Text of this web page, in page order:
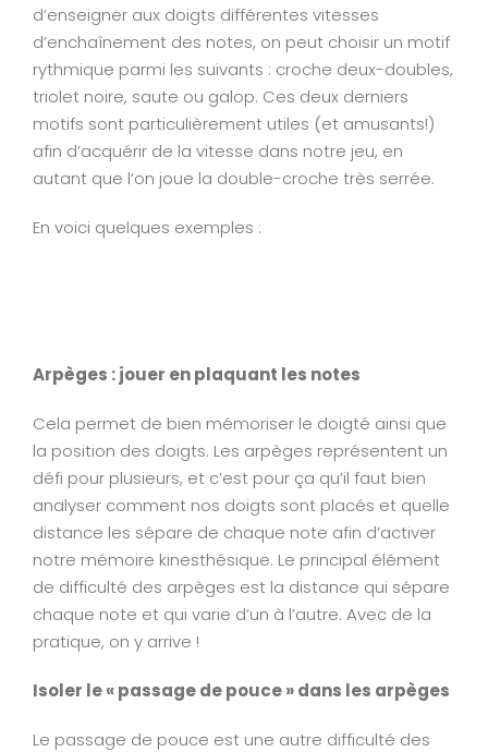
d’enseigner aux doigts différentes vitesses
d’enchaînement des notes, on peut choisir un motif
rythmique parmi les suivants : croche deux-doubles,
triolet noire, saute ou galop. Ces deux derniers
motifs sont particulièrement utiles (et amusants!)
afin d’acquérir de la vitesse dans notre jeu, en
autant que l’on joue la double-croche très serrée.
En voici quelques exemples :
Arpèges : jouer en plaquant les notes
Cela permet de bien mémoriser le doigté ainsi que
la position des doigts. Les arpèges représentent un
défi pour plusieurs, et c’est pour ça qu’il faut bien
analyser comment nos doigts sont placés et quelle
distance les sépare de chaque note afin d’activer
notre mémoire kinesthésique. Le principal élément
de difficulté des arpèges est la distance qui sépare
chaque note et qui varie d’un à l’autre. Avec de la
pratique, on y arrive !
Isoler le « passage de pouce » dans les arpèges
Le passage de pouce est une autre difficulté des